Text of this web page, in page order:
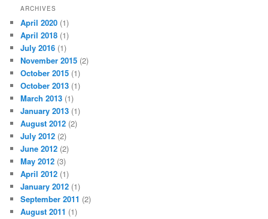
ARCHIVES
April 2020 (1)
April 2018 (1)
July 2016 (1)
November 2015 (2)
October 2015 (1)
October 2013 (1)
March 2013 (1)
January 2013 (1)
August 2012 (2)
July 2012 (2)
June 2012 (2)
May 2012 (3)
April 2012 (1)
January 2012 (1)
September 2011 (2)
August 2011 (1)